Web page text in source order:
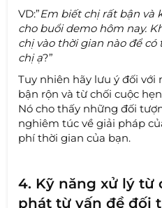
VD:”Em biết chị rất bận và
cho buổi demo hôm nay.
chị vào thời gian nào để
chị ạ?”
Tuy nhiên hãy lưu ý đối
bận rộn và từ chối cuộc
Nó cho thấy những đối
nghiêm túc về giải pháp
phí thời gian của bạn.
4. Kỹ năng xử lý từ
phát từ vấn đề đối